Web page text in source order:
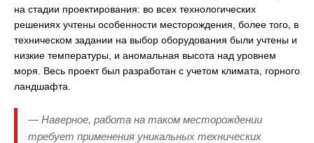
на стадии проектирования: во всех технологических
решениях учтены особенности месторождения, более того, в
техническом задании на выбор оборудования были учтены и
низкие температуры, и аномальная высота над уровнем
моря. Весь проект был разработан с учетом климата, горного
ландшафта.
— Наверное, работа на таком месторождении
требует применения уникальных технических